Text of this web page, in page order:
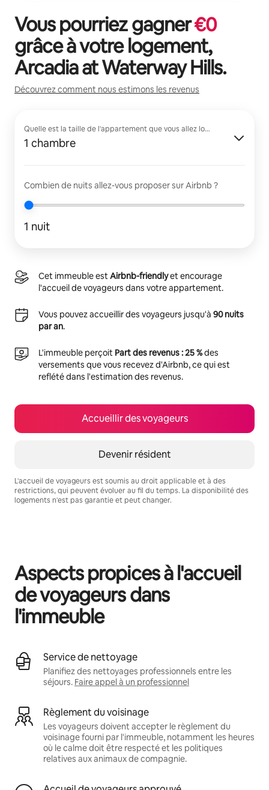
Vous pourriez gagner€0
grâce à votre logement,
Arcadia at Waterway Hills.
Découvrez comment nous estimons les revenus
Quelle est la taille de l'appartement que vous allez louer ?
1 chambre
Combien de nuits allez-vous proposer sur Airbnb ?
1 nuit
Cet immeuble estAirbnb-friendlyet encourage
l'accueil de voyageurs dans votre appartement.
Vous pouvez accueillir des voyageurs jusqu'à 90 nuits
par an.
L'immeuble perçoit Part des revenus : 25 %des
versements que vous recevez d'Airbnb, ce qui est
reflété dans l'estimation des revenus.
Accueillir des voyageurs
Devenir résident
L'accueil de voyageurs est soumis au droit applicable et à des
restrictions, qui peuvent évoluer au fil du temps. La disponibilité des
logements n'est pas garantie et peut changer.
Aspects propices à l'accueil
de voyageurs dans
l'immeuble
Service de nettoyage
Planifiez des nettoyages professionnels entre les
séjours. Faire appel à un professionnel
Règlement du voisinage
Les voyageurs doivent accepter le règlement du
voisinage fourni par l'immeuble, notamment les heures
où le calme doit être respecté et les politiques
relatives aux animaux de compagnie.